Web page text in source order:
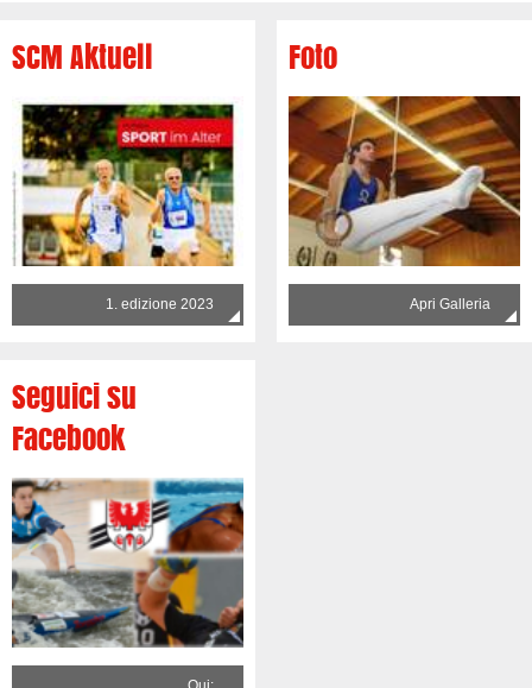
SCM Aktuell
1. edizione 2023
Foto
Apri Galleria
Seguici su
Facebook